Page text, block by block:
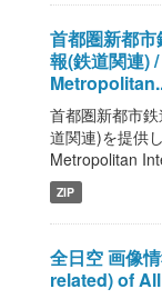
首都圏新都
報(鉄道関連)
首都圏新都市
道関連)を提供
Metropolitan
ZIP
全日空 画像
related) of